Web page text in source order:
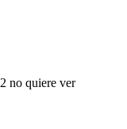
no quiere ver